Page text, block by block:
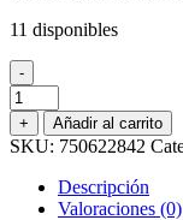
11 disponibles
-
BARRA
DOVE
INVISIBLE
CARE
CERAMIDAS
+ Añadir al carrito
SKU: 750622842
Descripción
Valoraciones (0)